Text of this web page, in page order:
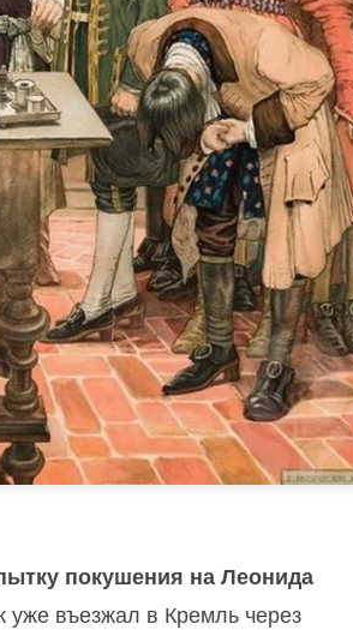
покушения на Леонида
уже въезжал в Кремль через